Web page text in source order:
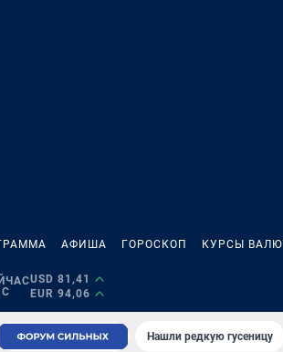
АФИША ГОРОСКОП КУРСЫ
USD 81,41
EUR 94,06
Нашли редкую гусеницу